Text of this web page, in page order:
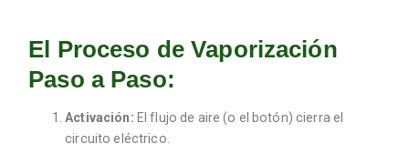
El Proceso de Vaporización
Paso a Paso:
Activación: El flujo de aire (o el botón) cierra el
circuito eléctrico.